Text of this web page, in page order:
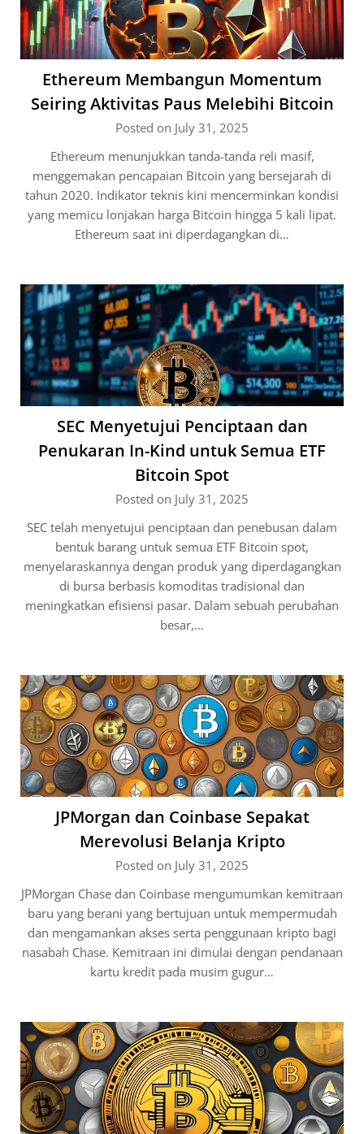
Ethereum Membangun Momentum
Seiring Aktivitas Paus Melebihi Bitcoin
Posted on July 31, 2025
Ethereum menunjukkan tanda-tanda reli masif,
menggemakan pencapaian Bitcoin yang bersejarah di
tahun 2020. Indikator teknis kini mencerminkan kondisi
yang memicu lonjakan harga Bitcoin hingga 5 kali lipat.
Ethereum saat ini diperdagangkan di…
SEC Menyetujui Penciptaan dan
Penukaran In-Kind untuk Semua ETF
Bitcoin Spot
Posted on July 31, 2025
SEC telah menyetujui penciptaan dan penebusan dalam
bentuk barang untuk semua ETF Bitcoin spot,
menyelaraskannya dengan produk yang diperdagangkan
di bursa berbasis komoditas tradisional dan
meningkatkan efisiensi pasar. Dalam sebuah perubahan
besar,…
JPMorgan dan Coinbase Sepakat
Merevolusi Belanja Kripto
Posted on July 31, 2025
JPMorgan Chase dan Coinbase mengumumkan kemitraan
baru yang berani yang bertujuan untuk mempermudah
dan mengamankan akses serta penggunaan kripto bagi
nasabah Chase. Kemitraan ini dimulai dengan pendanaan
kartu kredit pada musim gugur…